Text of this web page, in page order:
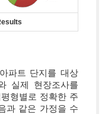
파트 단지를 대상
실제 현장조사를
형별로 정확한 주
과 같은 가정을 수